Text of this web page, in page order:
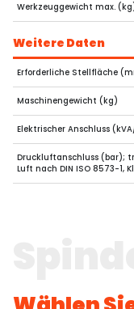
Werkzeuggewicht max.
Weitere Daten
Erforderliche Stellfläche
Maschinengewicht (kg)
Elektrischer Anschluss
Druckluftanschluss (bar);
Luft nach DIN ISO 8573-1,